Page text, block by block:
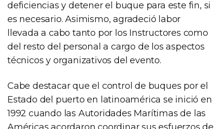
deficiencias y detener el buque para este fin, si
es necesario. Asimismo, agradeció labor
llevada a cabo tanto por los Instructores como
del resto del personal a cargo de los aspectos
técnicos y organizativos del evento.
Cabe destacar que el control de buques por el
Estado del puerto en latinoamérica se inició en
1992 cuando las Autoridades Marítimas de las